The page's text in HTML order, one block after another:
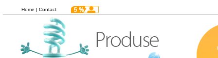
Home | Contact